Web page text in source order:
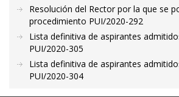
Resolución del Rector por la que se
procedimiento PUI/2020-292
Lista definitiva de aspirantes
PUI/2020-305
Lista definitiva de aspirantes
PUI/2020-304